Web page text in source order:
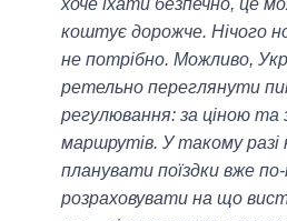
коштує дорожче. Нічого
не потрібно. Можливо,
ретельно переглянути
регулювання: за ціною та
маршрутів. У такому разі
планувати поїздки вже
розраховувати на що